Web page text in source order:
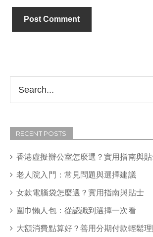
RECENT POSTS
香港虛擬辦公室怎麼選？實用指南與
老人院入門：常見問題與選擇建議
女款電腦袋怎麼選？實用指南與貼士
圍巾懶人包：從認識到選擇一次看
大額消費點算好？善用分期付款輕鬆